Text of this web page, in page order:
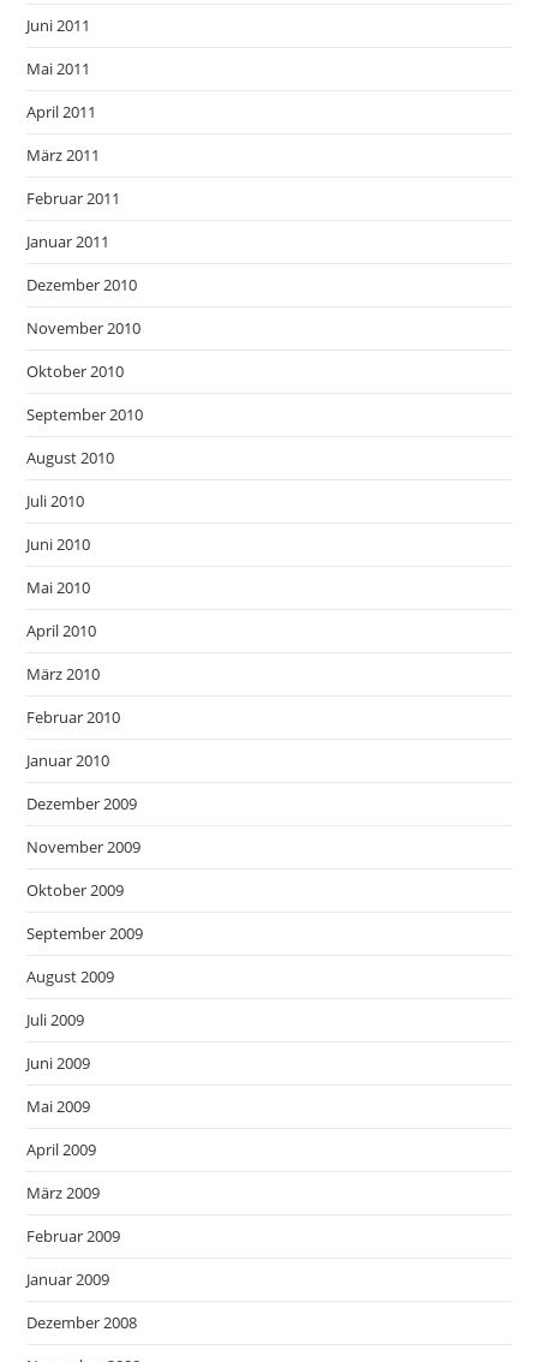
Juni 2011
Mai 2011
April 2011
März 2011
Februar 2011
Januar 2011
Dezember 2010
November 2010
Oktober 2010
September 2010
August 2010
Juli 2010
Juni 2010
Mai 2010
April 2010
März 2010
Februar 2010
Januar 2010
Dezember 2009
November 2009
Oktober 2009
September 2009
August 2009
Juli 2009
Juni 2009
Mai 2009
April 2009
März 2009
Februar 2009
Januar 2009
Dezember 2008